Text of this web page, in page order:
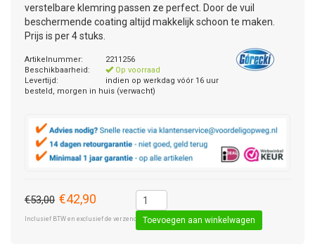
verstelbare klemring passen ze perfect. Door de vuil
beschermende coating altijd makkelijk schoon te maken.
Prijs is per 4 stuks.
Artikelnummer:
2211256
Beschikbaarheid:
Op voorraad
Levertijd:
indien op werkdag vóór 16 uur
besteld, morgen in huis (verwacht)
€53,00 €42,90
Inclusief BTW en exclusief de verzendkosten € 8,50 (standaard pakket).
Toevoegen aan winkelwagen